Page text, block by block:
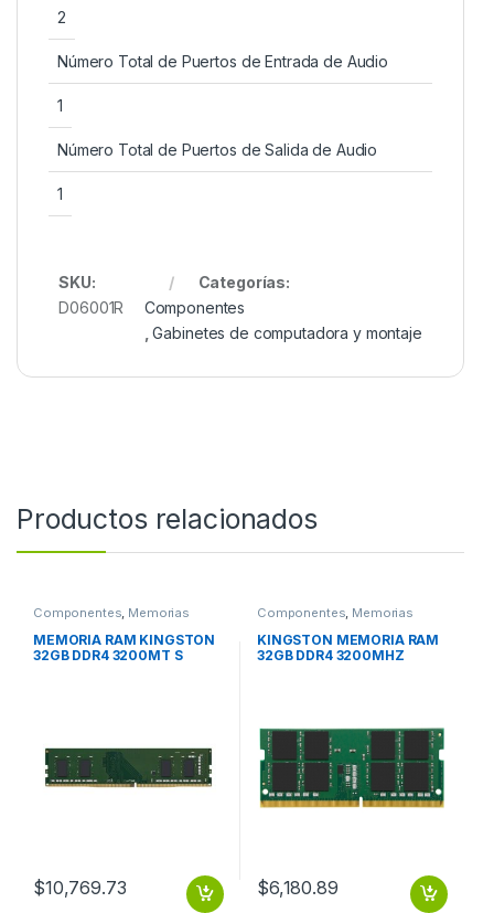
2
Número Total de Puertos de Entrada de Audio
1
Número Total de Puertos de Salida de Audio
1
SKU:
D06001R
Categorías:
Componentes
,Gabinetes de computadora y montaje
Productos relacionados
Componentes Memorias
MEMORIA RAM KINGSTON
32GB DDR4 3200MT S
$10,769.73
Componentes Memorias
KINGSTON MEMORIA RAM
32GB DDR4 3200MHZ
$6,180.89